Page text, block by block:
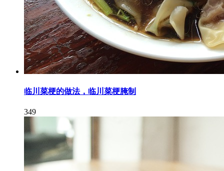
临川菜梗的做法，临川菜梗腌制
349